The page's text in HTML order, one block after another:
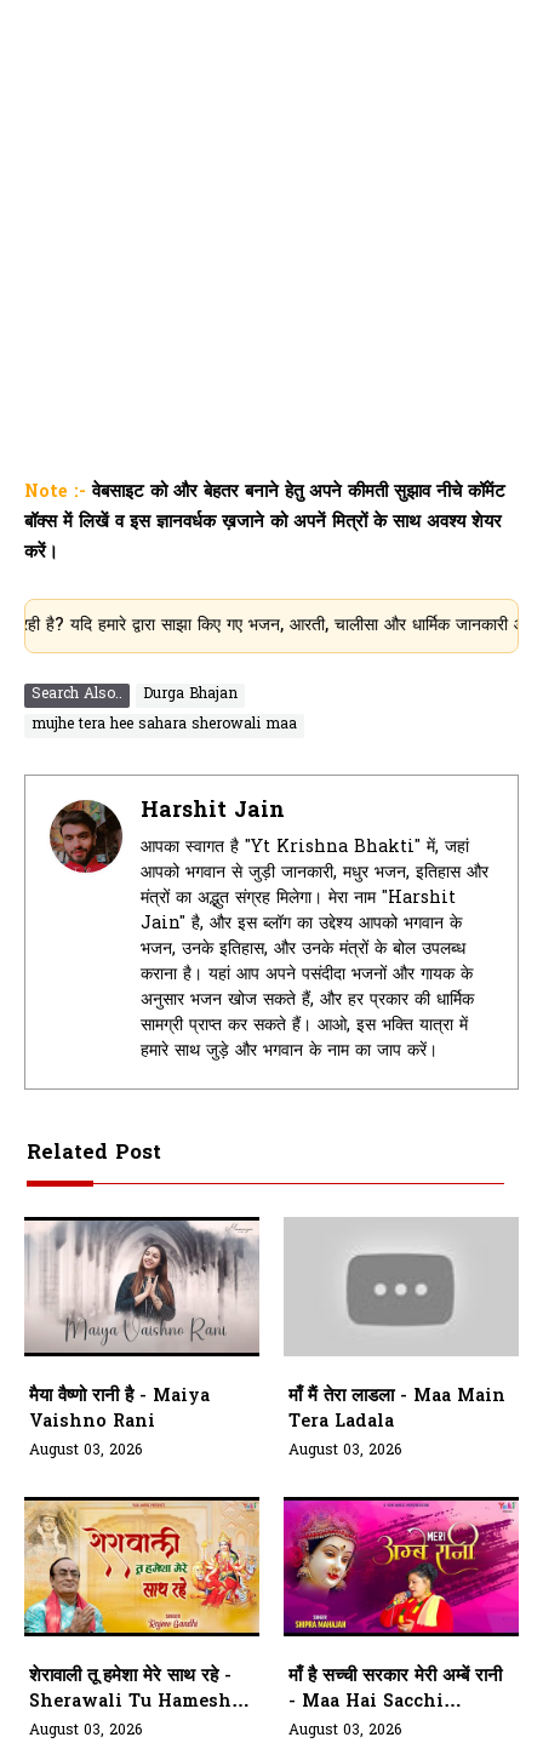
Note :- वेबसाइट को और बेहतर बनाने हेतु अपने कीमती सुझाव नीचे कॉमेंट
बॉक्स में लिखें व इस ज्ञानवर्धक ख़जाने को अपनें मित्रों के साथ अवश्य शेयर
करें।
हमारे द्वारा साझा किए गए भजन, आरती, चालीसा और धार्मिक जानकारी
Search Also..
Durga Bhajan
mujhe tera hee sahara sherowali maa
Harshit Jain
आपका स्वागत है "Yt Krishna Bhakti" में, जहां
आपको भगवान से जुड़ी जानकारी, मधुर भजन, इतिहास और
मंत्रों का अद्भुत संग्रह मिलेगा। मेरा नाम "Harshit
Jain" है, और इस ब्लॉग का उद्देश्य आपको भगवान के
भजन, उनके इतिहास, और उनके मंत्रों के बोल उपलब्ध
कराना है। यहां आप अपने पसंदीदा भजनों और गायक के
अनुसार भजन खोज सकते हैं, और हर प्रकार की धार्मिक
सामग्री प्राप्त कर सकते हैं। आओ, इस भक्ति यात्रा में
हमारे साथ जुड़े और भगवान के नाम का जाप करें।
Related Post
मैया वैष्णो रानी है - Maiya
Vaishno Rani
August 03, 2026
माँ मैं तेरा लाडला - Maa Main
Tera Ladala
August 03, 2026
शेरावाली तू हमेशा मेरे साथ रहे -
Sherawali Tu Hamesha
Mere Saath
August 03, 2026
माँ है सच्ची सरकार मेरी अम्बें रानी
- Maa Hai Sacchi
Sarkar Meri Ambe Rani
August 03, 2026